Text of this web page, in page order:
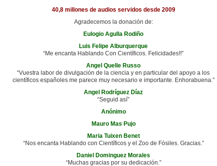
40,8 millones de audios servidos desde 2009
Agradecemos la donación de:
Eulogio Agulla Rodiño
Luis Felipe Alburquerque
“Me encanta Hablando Con Científicos. Felicidades!!”
Angel Quelle Russo
“Vuestra labor de divulgación de la ciencia y en particular del apoyo a los
científicos españoles me parece muy necesario e importante. Enhorabuena.”
Angel Rodríguez Díaz
“Seguid así”
Anónimo
Mauro Mas Pujo
Maria Tuixen Benet
“Nos encanta Hablando con Científicos y el Zoo de Fósiles. Gracias.”
Daniel Dominguez Morales
“Muchas gracias por su dedicación.”